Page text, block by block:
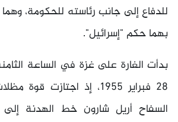
للدفاع إلى جانب رئاسته للحكومة، وهما
بهما حكم "إسرائيل".
بدأت الغارة على غزة في الساعة
28 فبراير 1955، إذ اجتازت
السفاح أريل شارون خط الهدنة